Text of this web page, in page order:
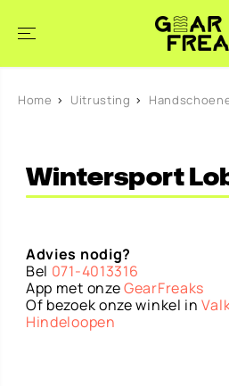
ARTIKEL
Home Uitrusting
Wintersport
Advies nodig?
Bel 071-4013316
App met onzeGearFreaks
Of bezoek onze winkel in
Hindeloopen